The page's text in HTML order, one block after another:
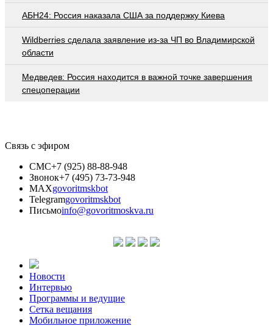
АБН24: Россия наказала США за поддержку Киева
Wildberries cделала заявление из-за ЧП во Владимирской
области
Медведев: Россия находится в важной точке завершения
спецоперации
Связь с эфиром
СМС+7 (925) 88-88-948
Звонок+7 (495) 73-73-948
MAXgovoritmskbot
Telegramgovoritmskbot
Письмоinfo@govoritmoskva.ru
Новости
Интервью
Программы и ведущие
Сетка вещания
Мобильное приложение